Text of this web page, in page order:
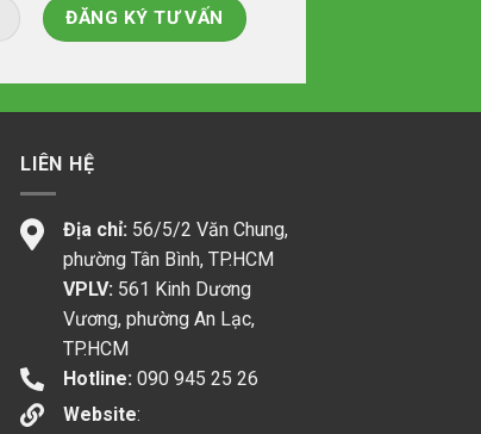
LIÊN HỆ
Địa chỉ: 56/5/2 Văn Chung,
phường Tân Bình, TP.HCM
VPLV: 561 Kinh Dương
Vương, phường An Lạc,
TP.HCM
Hotline: 090 945 25 26
Website: